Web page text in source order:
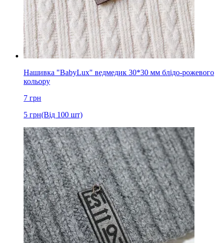
Нашивка "BabyLux" ведмедик 30*30 мм блідо-рожевого
кольору
7 грн
5 грн(Від 100 шт)